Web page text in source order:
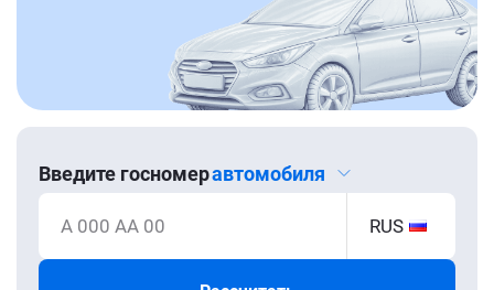
Введите госномеравтомобиля
А 000 АА 00 RUS